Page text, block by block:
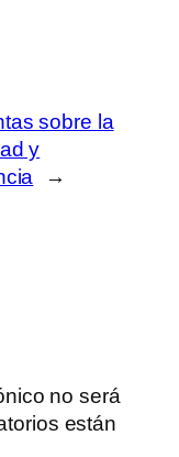
sobre la
y
→
no será
están